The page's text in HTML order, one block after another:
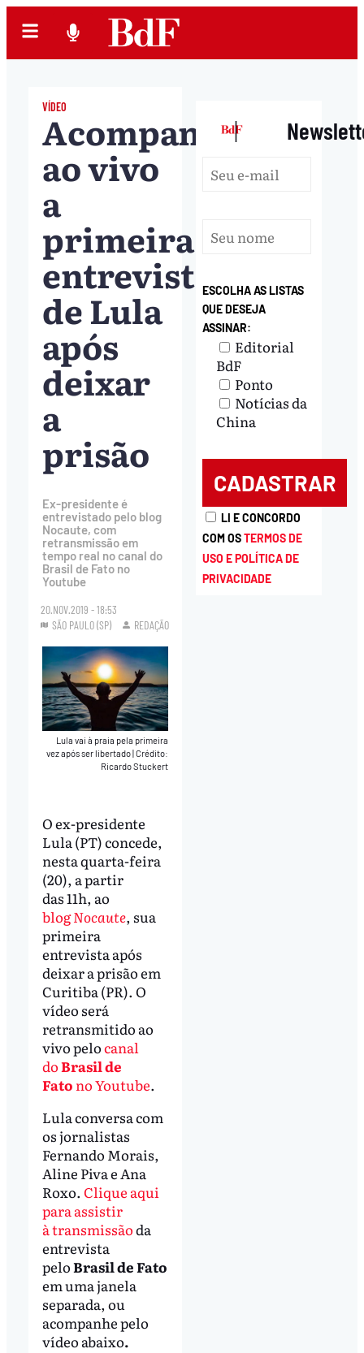
VÍDEO
Acompanhe
ao vivo
a
primeira
entrevista
de Lula
após
deixar
a
prisão
Ex-presidente é
entrevistado pelo blog
Nocaute, com
retransmissão em
tempo real no canal do
Brasil de Fato no
Youtube
20.NOV.2019 - 18:53
SÃO PAULO (SP)
REDAÇÃO
Lula vai à praia pela primeira
vez após ser libertado|Crédito:
Ricardo Stuckert
O ex-presidente
Lula (PT) concede,
nesta quarta-feira
(20), a partir
das 11h, ao
blogNocaute, sua
primeira
entrevista após
deixar a prisão em
Curitiba (PR). O
vídeo será
retransmitido ao
vivo pelocanal
doBrasil de
Fato no Youtube.
Lula conversa com
os jornalistas
Fernando Morais,
Aline Piva e Ana
Roxo. Clique aqui
para assistir
à transmissãoda
entrevista
peloBrasil de Fato
em uma janela
separada, ou
acompanhe pelo
vídeo abaixo.
|
ESCOLHA AS LISTAS
QUE DESEJA
ASSINAR:
Editorial
BdF
Ponto
Notícias da
China
LI E CONCORDO
COM OSTERMOS DE
USO E POLÍTICA DE
PRIVACIDADE